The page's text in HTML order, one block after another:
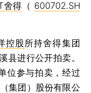
舍得 （ 600702.SH
控股所持舍得集团
县进行公开拍卖。
位参与拍卖，经过
集团）股份有限公